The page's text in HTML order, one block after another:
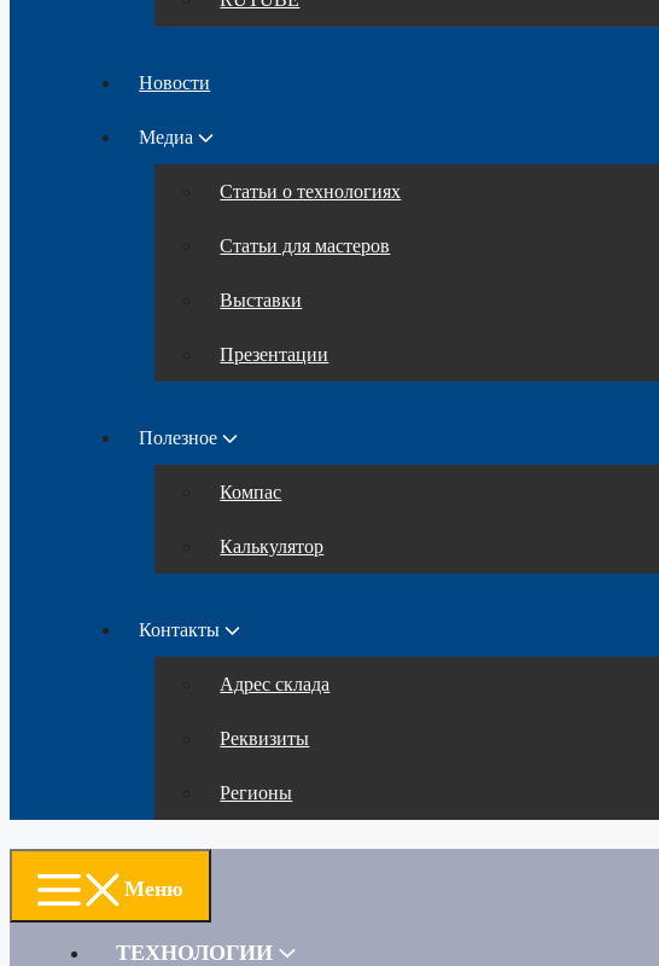
Новости
Медиа
Статьи о технологиях
Статьи для мастеров
Выставки
Презентации
Полезное
Компас
Калькулятор
Контакты
Адрес склада
Реквизиты
Регионы
Меню
ТЕХНОЛОГИИ